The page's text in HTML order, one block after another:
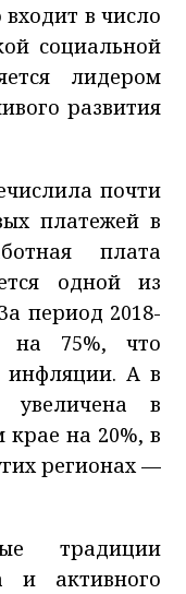
в число
социальной
лидером
развития
почти
платежей в
плата
одной из
период 2018-
на 75%, что
инфляции. А в
в
на 20%, в
регионах —
традиции
и активного